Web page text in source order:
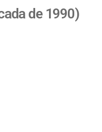
de 1990)